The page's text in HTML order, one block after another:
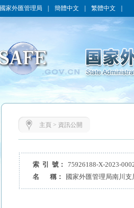
國家外匯管理局 簡體中文 繁體中文
主頁 > 資訊公開
索 引 號： 75926188-X-2023-
名 稱：
國家外匯管理局南川